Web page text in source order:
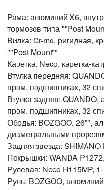
Рама: алюминий X6,
тормозов типа ""Post
Вилка: Cr-mo, ригидная,
""Post Mount""
Каретка: Neco, каретка-
Втулка передняя:
пром. подшипниках, 32
Втулка задняя: QUANDO,
пром. подшипниках, 32
Ободья: BOZGOO, 26"",
диаметральными
Задняя звезда:
Покрышки: WANDA
Рулевая: Neco H115MP,
Руль: BOZGOO,